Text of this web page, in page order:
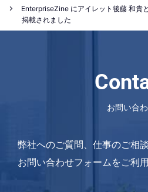
EnterpriseZine にアイレット後藤 和貴
掲載されました
お問い合
弊社へのご質問、仕事のご相
お問い合わせフォームをご利用